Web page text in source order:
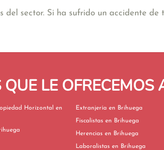
del sector. Si ha sufrido un accidente
LE OFRECEMOS
Horizontal en
en Brihuega
Extranjería en Brihuega
Fiscalistas en Brihuega
Herencias en Brihuega
Laboralistas en Brihuega